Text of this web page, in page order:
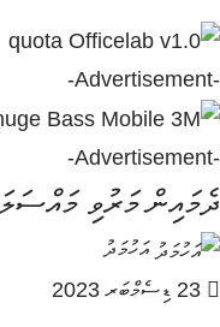
-Advertisement-
-Advertisement-
ދެމައިން މަރުވި
އަހުމަދު
23 ޑިސެމްބަރ 2023